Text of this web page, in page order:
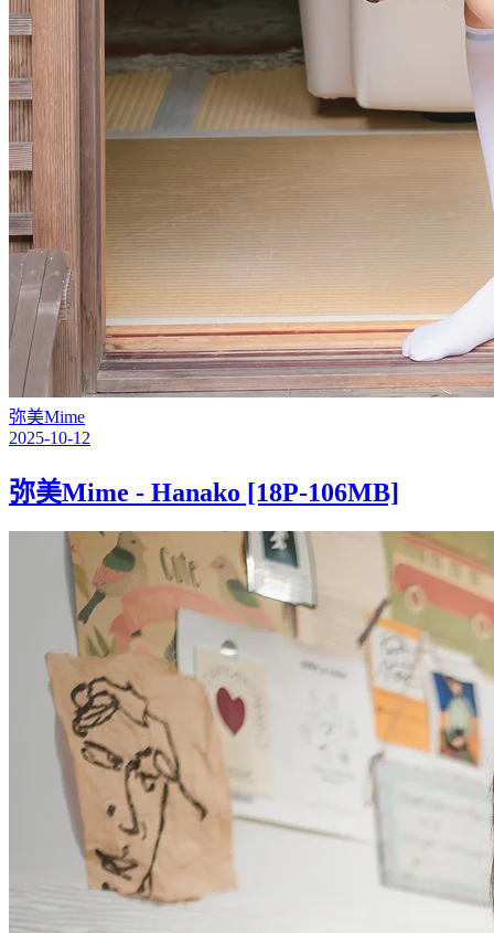
弥美Mime
2025-10-12
弥美Mime - Hanako [18P-106MB]